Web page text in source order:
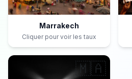
Marrakech
Cliquer pour voir les taux
🇲🇦